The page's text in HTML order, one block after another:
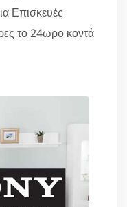
Επισκευές
το 24ωρο κοντά